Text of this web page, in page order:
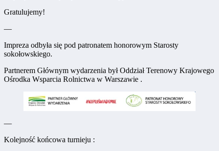
Gratulujemy!
—
Impreza odbyła się pod patronatem honorowym Starosty
sokołowskiego.
Partnerem Głównym wydarzenia był Oddział Terenowy Krajowego
Ośrodka Wsparcia Rolnictwa w Warszawie .
—
Kolejność końcowa turnieju :